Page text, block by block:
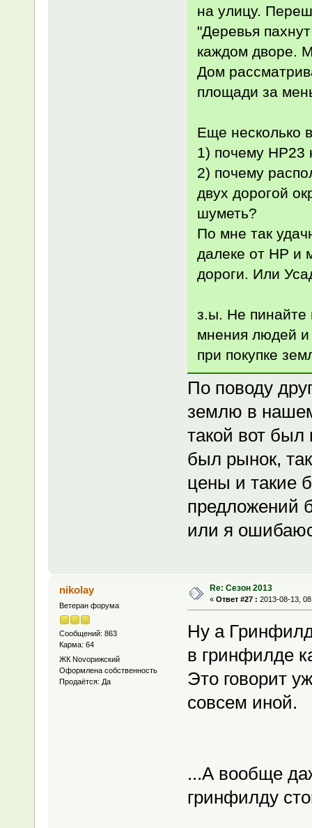
на улицу.
"Деревья
каждом дворе.
Дом
площади за
Еще несколько
1) почему НР23
2) почему
двух дорогой
шуметь?
По мне так
далеке от НР и
дороги. Или
з.ы. Не пинайте
мнения людей и
при покупке
По поводу
землю в
такой вот
был рынок,
цены и такие
предложений
или я
nikolay
Ветеран форума
Сообщений: 863
Карма: 64
ЖК Novoрижский
Оформлена собственность
Продаётся: Да
Re: Сезон 2013
« Ответ #27 : 2013-08-13,
Ну а
в гринфилде
Это говорит
совсем иной.
...А вообще
гринфилду